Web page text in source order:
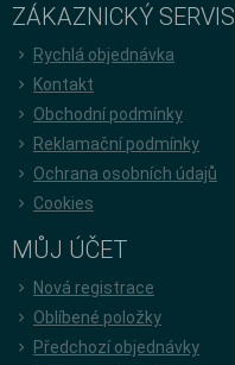
ZÁKAZNICKÝ SERVIS
Rychlá objednávka
Kontakt
Obchodní podmínky
Reklamační podmínky
Ochrana osobních údajů
Cookies
MŮJ ÚČET
Nová registrace
Oblíbené položky
Předchozí objednávky